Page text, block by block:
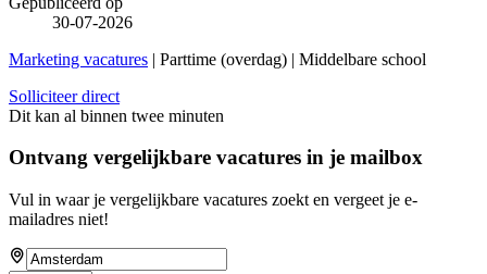
30-07-2026
Marketing vacatures | Parttime (overdag) | Middelbare school
Solliciteer direct
Dit kan al binnen twee minuten
Ontvang vergelijkbare vacatures in je mailbox
Vul in waar je vergelijkbare vacatures zoekt en vergeet je e-
mailadres niet!